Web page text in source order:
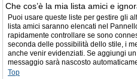
Che cos’è la mia lista amici e
Puoi usare queste liste per gestire gli
lista amici saranno elencati nel
rapidamente controllare se sono
seconda delle possibilità dello stile, i
anche venir evidenziati. Se aggiungi
messaggio sarà nascosto
Top